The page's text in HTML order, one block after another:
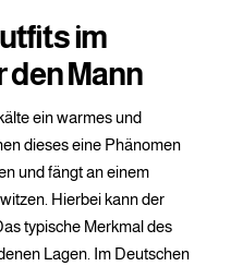
im
den Mann
ein warmes und
dieses eine Phänomen
und fängt an einem
Hierbei kann der
typische Merkmal des
Lagen. Im Deutschen